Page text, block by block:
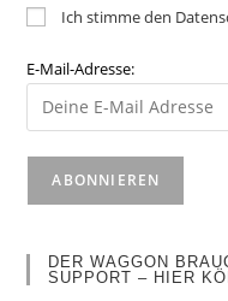
Ich stimme den
E-Mail-Adresse:
DER WAGGON
SUPPORT – HIER